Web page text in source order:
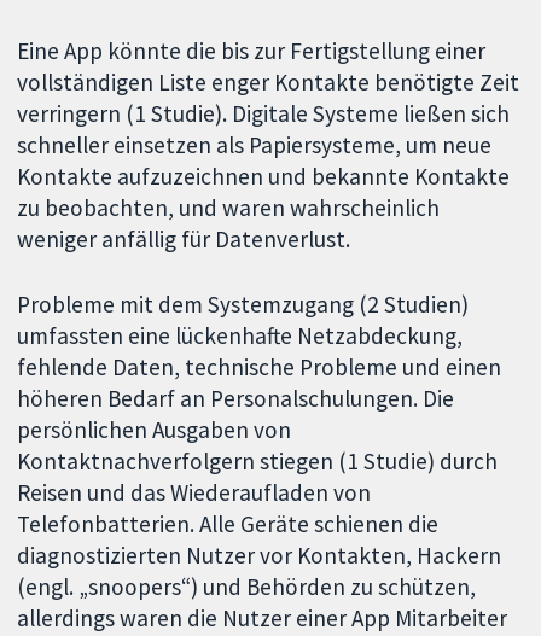
Eine App könnte die bis zur Fertigstellung einer
vollständigen Liste enger Kontakte benötigte Zeit
verringern (1 Studie). Digitale Systeme ließen sich
schneller einsetzen als Papiersysteme, um neue
Kontakte aufzuzeichnen und bekannte Kontakte
zu beobachten, und waren wahrscheinlich
weniger anfällig für Datenverlust.
Probleme mit dem Systemzugang (2 Studien)
umfassten eine lückenhafte Netzabdeckung,
fehlende Daten, technische Probleme und einen
höheren Bedarf an Personalschulungen. Die
persönlichen Ausgaben von
Kontaktnachverfolgern stiegen (1 Studie) durch
Reisen und das Wiederaufladen von
Telefonbatterien. Alle Geräte schienen die
diagnostizierten Nutzer vor Kontakten, Hackern
(engl. „snoopers“) und Behörden zu schützen,
allerdings waren die Nutzer einer App Mitarbeiter